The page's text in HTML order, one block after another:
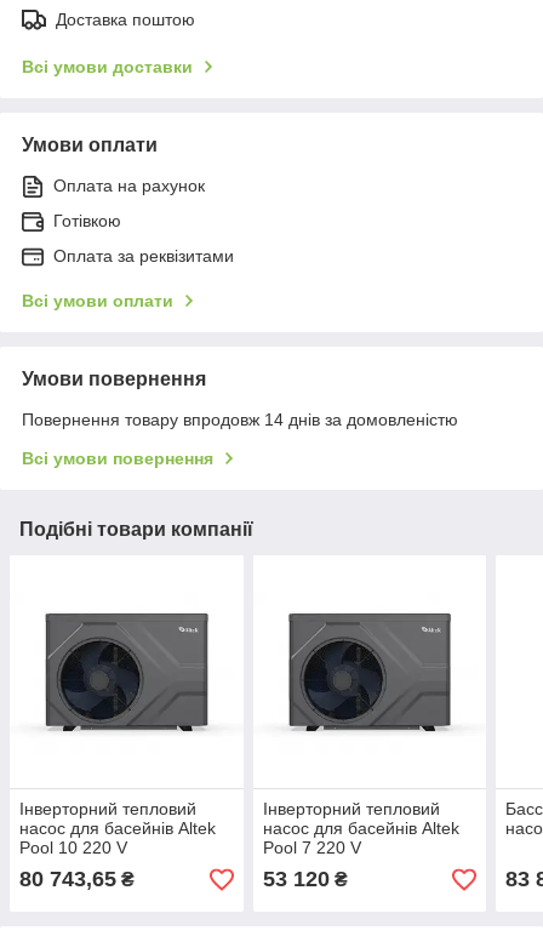
Доставка поштою
Всі умови доставки
Умови оплати
Оплата на рахунок
Готівкою
Оплата за реквізитами
Всі умови оплати
Умови повернення
Повернення товару впродовж 14 днів за домовленістю
Всі умови повернення
Подібні товари компанії
Інверторний тепловий
насос для басейнів Altek
Pool 10 220 V
80 743,65 ₴
Інверторний тепловий
насос для басейнів Altek
Pool 7 220 V
53 120₴ 83